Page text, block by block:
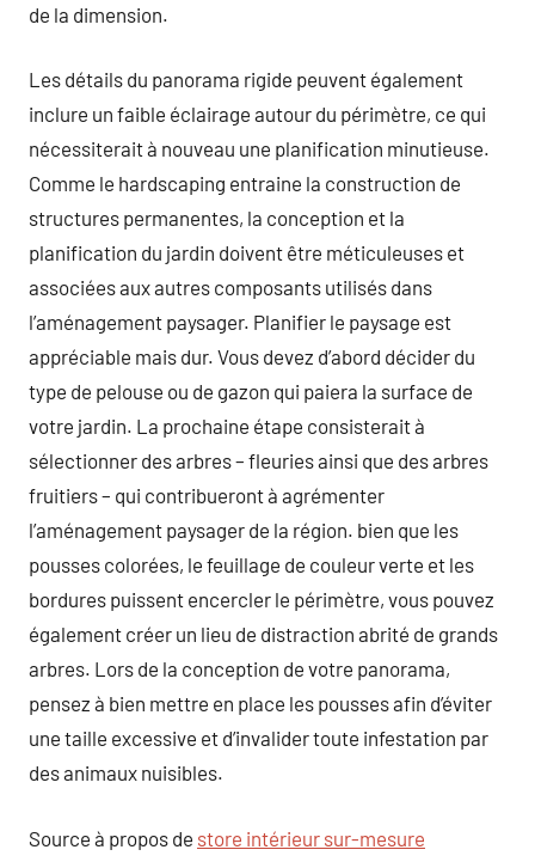
de la dimension.
Les détails du panorama rigide peuvent également
inclure un faible éclairage autour du périmètre, ce qui
nécessiterait à nouveau une planification minutieuse.
Comme le hardscaping entraine la construction de
structures permanentes, la conception et la
planification du jardin doivent être méticuleuses et
associées aux autres composants utilisés dans
l’aménagement paysager. Planifier le paysage est
appréciable mais dur. Vous devez d’abord décider du
type de pelouse ou de gazon qui paiera la surface de
votre jardin. La prochaine étape consisterait à
sélectionner des arbres – fleuries ainsi que des arbres
fruitiers – qui contribueront à agrémenter
l’aménagement paysager de la région. bien que les
pousses colorées, le feuillage de couleur verte et les
bordures puissent encercler le périmètre, vous pouvez
également créer un lieu de distraction abrité de grands
arbres. Lors de la conception de votre panorama,
pensez à bien mettre en place les pousses afin d’éviter
une taille excessive et d’invalider toute infestation par
des animaux nuisibles.
Source à propos de store intérieur sur-mesure